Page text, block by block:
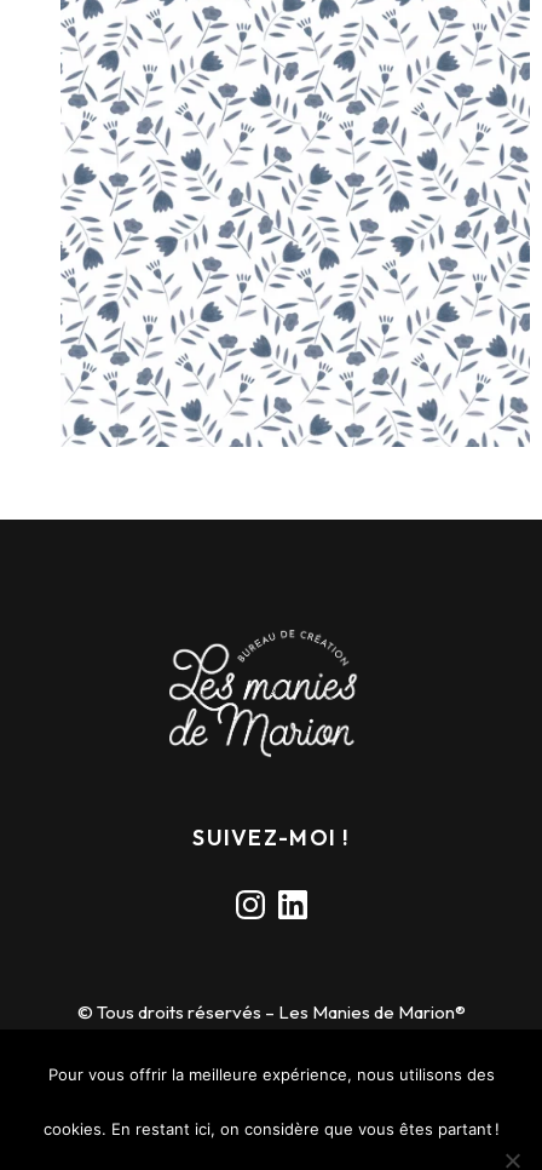
SUIVEZ-MOI !
Instagram
LinkedIn
© Tous droits réservés – Les Manies de Marion®
protégées par le droit d’auteur. Toute reproduction ou utilisation
Pour vous offrir la meilleure expérience, nous utilisons des
cookies. En restant ici, on considère que vous êtes partant !